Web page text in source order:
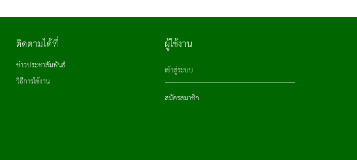
ติดตามได้ที่
ข่าวประชาสัมพันธ์
วิธีการใช้งาน
ผู้ใช้งาน
เข้าสู่ระบบ
สมัครสมาชิก